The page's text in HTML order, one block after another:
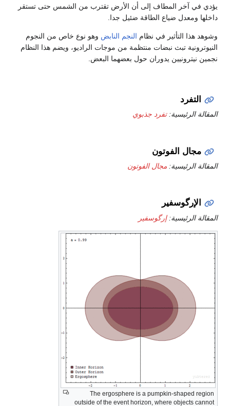
يؤدي في آخر المطاف إلى أن الأرض تقترب من الشمس حتى تستقر
داخلها ومعدل ضياع الطاقة ضئيل جدا.
وشوهد هذا التأثير في نظام النجم النابض وهو نوع خاص من النجوم
النيوترونية تبث نبضات منتظمة من موجات الراديو، ويضم هذا النظام
نجمين نيترونيين يدوران حول بعضهما البعض.
التفرد
المقالة الرئيسية:تفرد جذبوي
مجال الفوتون
المقالة الرئيسية: مجال الفوتون
الإرگوسفير
المقالة الرئيسية:إرگوسفير
The ergosphere is a pumpkin-shaped region
outside of the event horizon, where objects cannot